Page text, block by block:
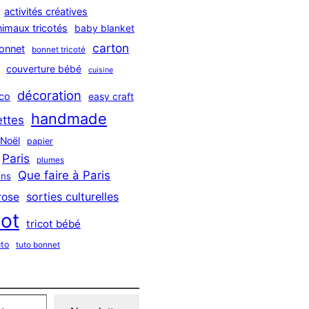
activités créatives
tricotés baby blanket
bonnet tricoté carton
couverture bébé cuisine
décoration easy craft
handmade
Noël papier
Paris plumes
Que faire à Paris
sorties culturelles
tricot bébé
tuto bonnet